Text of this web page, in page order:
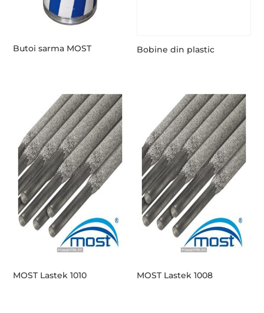
Butoi sarma MOST Bobine din plastic
MOST Lastek 1010 MOST Lastek 1008